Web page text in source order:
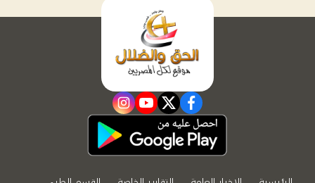
facebook
twitter
youtube
instagram